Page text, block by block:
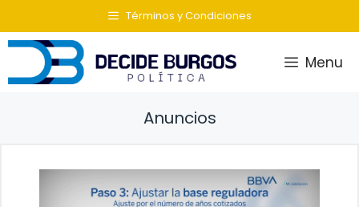
al
contenido
Términos y Condiciones
Menu
Anuncios